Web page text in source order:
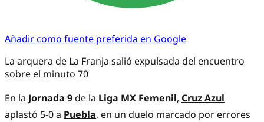
Añadir como fuente preferida en Google
La arquera de La Franja salió expulsada del encuentro
sobre el minuto 70
En la Jornada 9de la Liga MX Femenil, Cruz Azul
aplastó 5-0 a Puebla, en un duelo marcado por errores